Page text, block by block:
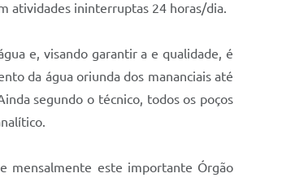
atividades ininterruptas 24 horas/dia.
e, visando garantir a e qualidade, é
da água oriunda dos mananciais até
segundo o técnico, todos os poços
mensalmente este importante Órgão